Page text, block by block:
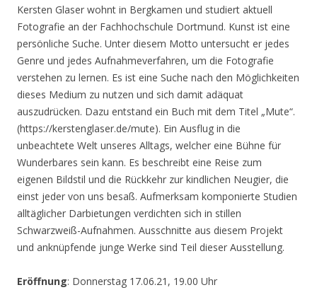
Kersten Glaser wohnt in Bergkamen und studiert aktuell
Fotografie an der Fachhochschule Dortmund. Kunst ist eine
persönliche Suche. Unter diesem Motto untersucht er jedes
Genre und jedes Aufnahmeverfahren, um die Fotografie
verstehen zu lernen. Es ist eine Suche nach den Möglichkeiten
dieses Medium zu nutzen und sich damit adäquat
auszudrücken. Dazu entstand ein Buch mit dem Titel „Mute“.
(https://kerstenglaser.de/mute). Ein Ausflug in die
unbeachtete Welt unseres Alltags, welcher eine Bühne für
Wunderbares sein kann. Es beschreibt eine Reise zum
eigenen Bildstil und die Rückkehr zur kindlichen Neugier, die
einst jeder von uns besaß. Aufmerksam komponierte Studien
alltäglicher Darbietungen verdichten sich in stillen
Schwarzweiß-Aufnahmen. Ausschnitte aus diesem Projekt
und anknüpfende junge Werke sind Teil dieser Ausstellung.
Eröffnung: Donnerstag 17.06.21, 19.00 Uhr